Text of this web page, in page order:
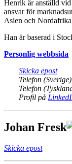
Henrik är anställd
ansvar för
Asien och
Han är baserad i
Personlig webbsida
Skicka epost
Telefon (Sverige)
Telefon
Profil på
Johan Fresk
Skicka epost